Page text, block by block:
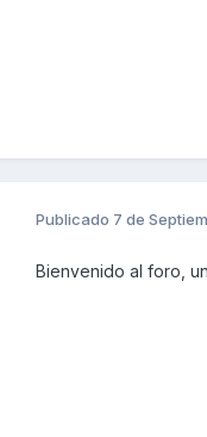
Publicado 7 de
Bienvenido al foro,